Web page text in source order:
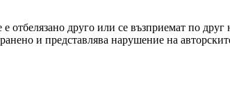
друго или се възприемат по
и представлява нарушение на